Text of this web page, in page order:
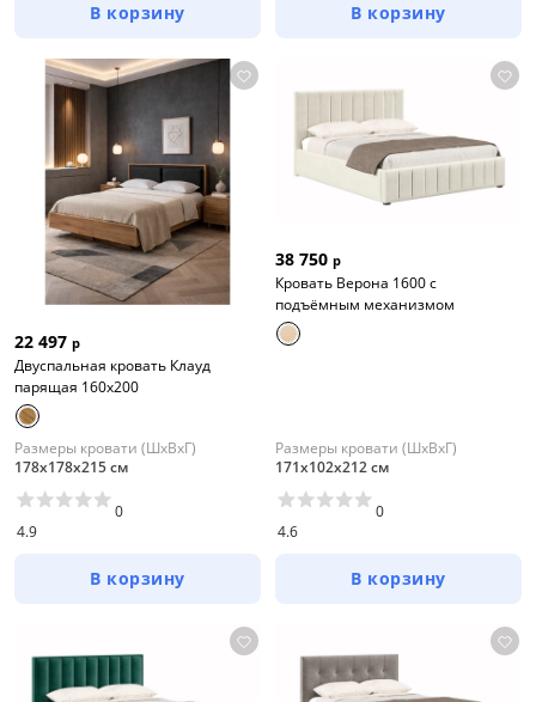
В корзину В корзину
22 497 р
Двуспальная кровать Клауд
парящая 160х200
Размеры кровати (ШхВхГ)
178х178х215 см
4.9
0
В корзину
38 750 р
Кровать Верона 1600 с
подъёмным механизмом
Размеры кровати (ШхВхГ)
171х102х212 см
4.6
0
В корзину